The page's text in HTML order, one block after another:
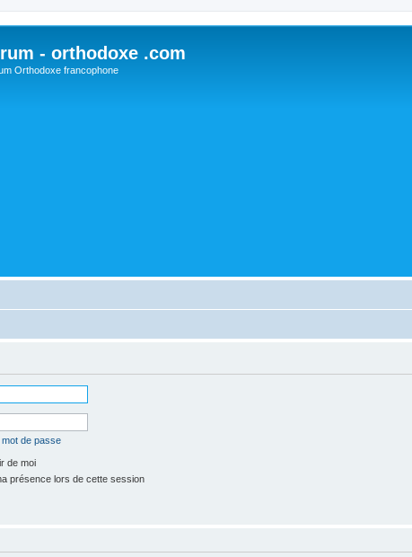
- orthodoxe .com
Orthodoxe francophone
mot de passe
de moi
présence lors de cette session